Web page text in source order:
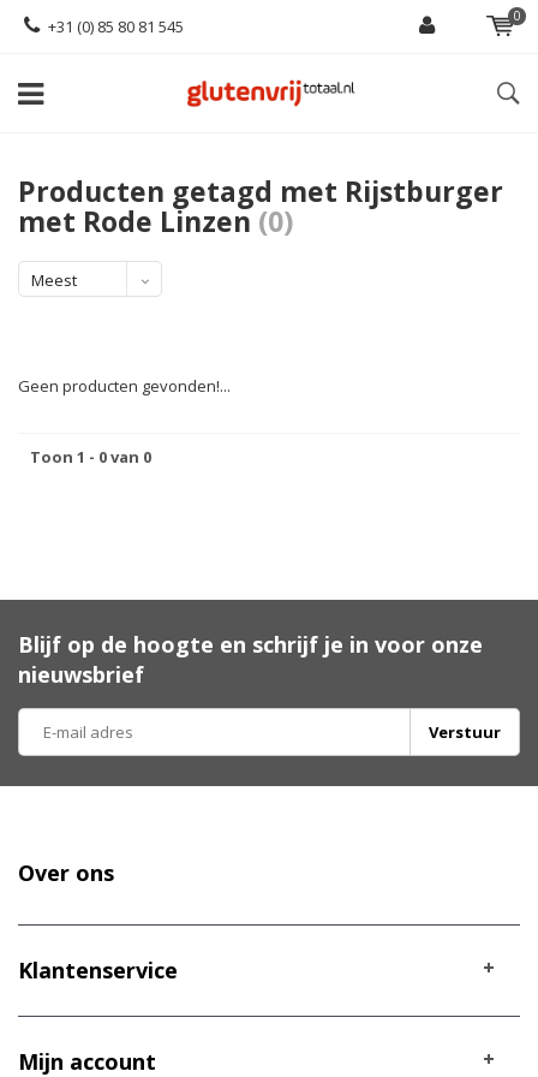
+31 (0) 85 80 81 545 0
Producten getagd met Rijstburger
met Rode Linzen(0)
Meest
Geen producten gevonden!...
Toon 1 - 0 van 0
Blijf op de hoogte en schrijf je in voor onze
nieuwsbrief
Verstuur
Over ons
Klantenservice
Mijn account